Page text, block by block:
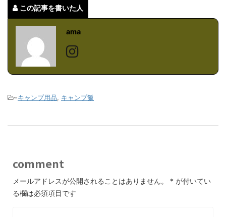
この記事を書いた人
ama
-キャンプ用品, キャンプ飯
comment
メールアドレスが公開されることはありません。 * が付いてい
る欄は必須項目です